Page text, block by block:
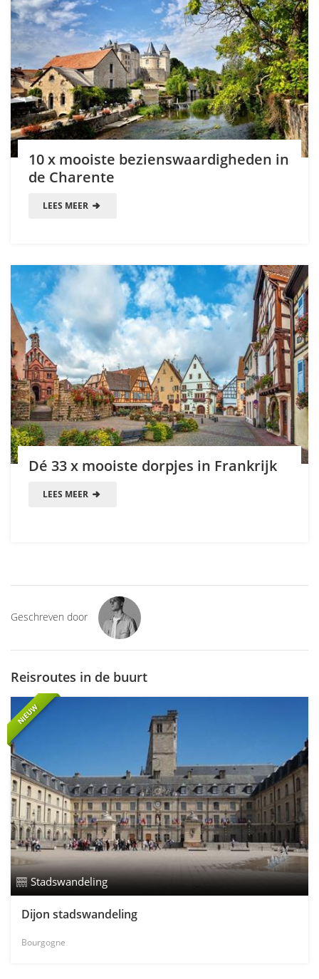
10 x mooiste bezienswaardigheden in
de Charente
LEES MEER
Dé 33 x mooiste dorpjes in Frankrijk
LEES MEER
Geschreven door
Reisroutes in de buurt
NIEUW
Stadswandeling
Dijon stadswandeling
Bourgogne